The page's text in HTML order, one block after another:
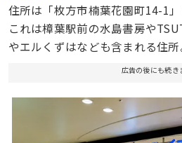
住所は「枚方市楠葉花園町14-1」
これは樟葉駅前の水島書房や
やエルくずはなども含まれる住所
広告の後にも続き